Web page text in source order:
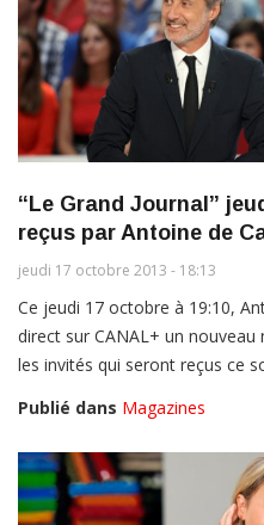
“Le Grand Journal”
reçus par Antoine de
jeudi 17 octobre 2013 - 18:13
Ce jeudi 17 octobre à 19:10,
direct sur CANAL+ un nouveau
les invités qui seront reçus ce
Publié dans Magazines